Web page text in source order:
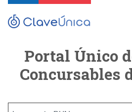
Portal Único
Concursables